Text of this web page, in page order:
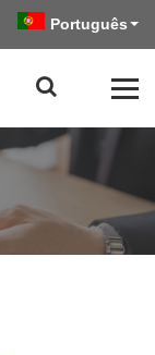
Português